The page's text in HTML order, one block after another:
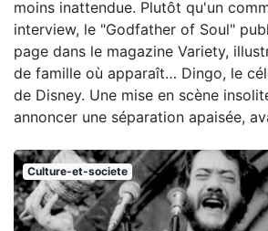
moins inattendue. Plutôt qu'un
interview, le "Godfather of Soul"
page dans le magazine Variety,
de famille où apparaît… Dingo, le
de Disney. Une mise en scène
annoncer une séparation apaisée,
Culture-et-societe